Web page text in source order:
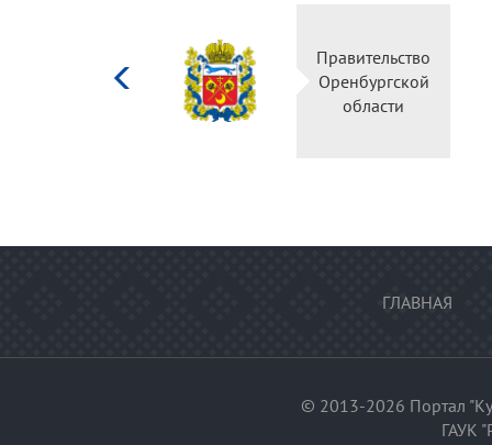
Министерство
культуры
Российской
федерации
ГЛАВНАЯ
© 2013-2026 Портал
ГАУК